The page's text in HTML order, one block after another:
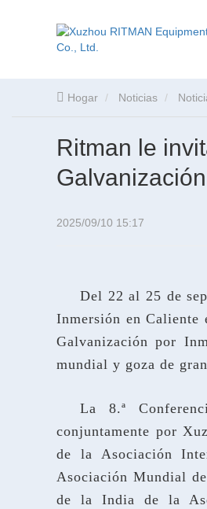
Hogar Noticias
Ritman le
2025/09/10 15:17
Del 22 al 25 de
Inmersión en Caliente
Galvanización por
mundial y goza de
La 8.ª
conjuntamente por
de la Asociación
Asociación Mundial
de la India de la